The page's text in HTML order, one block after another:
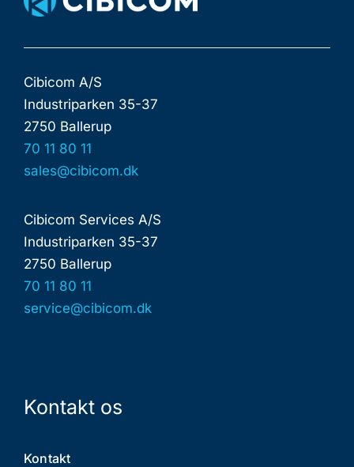
Cibicom A/S
Industriparken 35-37
2750 Ballerup
70 11 80 11
sales@cibicom.dk
Cibicom Services A/S
Industriparken 35-37
2750 Ballerup
70 11 80 11
service@cibicom.dk
Kontakt os
Kontakt